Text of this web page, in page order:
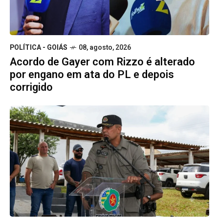
POLÍTICA - GOIÁS 08, agosto, 2026
Acordo de Gayer com Rizzo é alterado
por engano em ata do PL e depois
corrigido